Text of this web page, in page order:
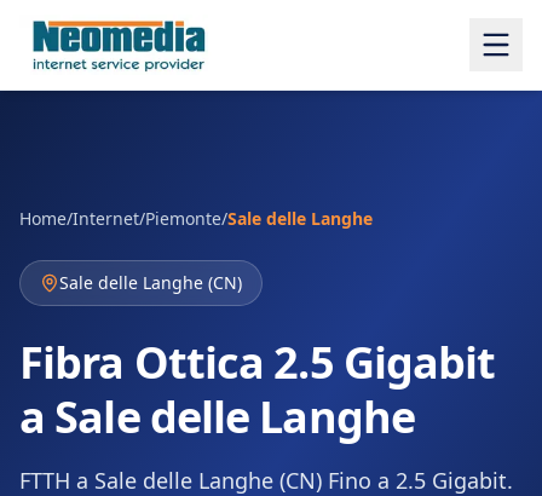
Home/Internet/Piemonte/Sale delle Langhe
Sale delle Langhe (CN)
Fibra Ottica 2.5 Gigabit
a Sale delle Langhe
FTTH a Sale delle Langhe (CN) Fino a 2.5 Gigabit.